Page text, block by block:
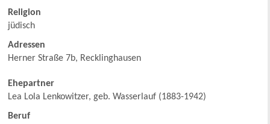
Religion
jüdisch
Adressen
Herner Straße 7b, Recklinghausen
Ehepartner
Lea Lola Lenkowitzer, geb. Wasserlauf (1883-1942)
Beruf